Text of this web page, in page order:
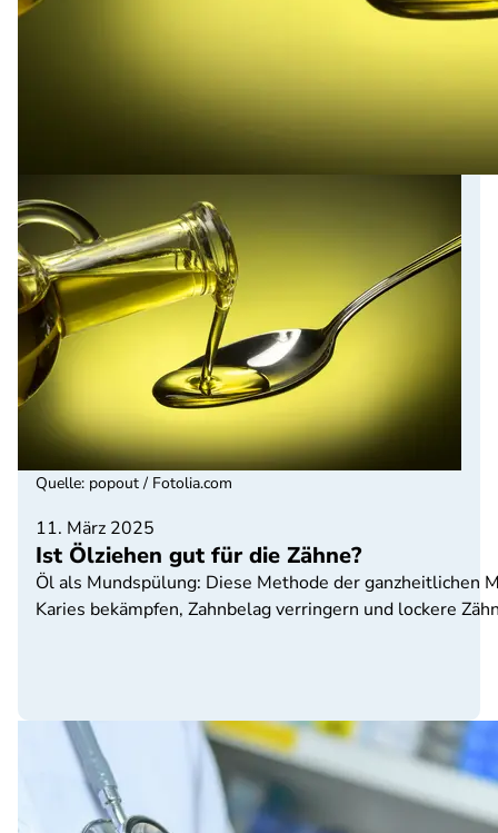
11. März 2025
Ist Ölziehen gut für die Zähne?
Öl als Mundspülung: Diese Methode der ganzheitlichen
Karies bekämpfen, Zahnbelag verringern und lockere
Quelle: popout / Fotolia.com